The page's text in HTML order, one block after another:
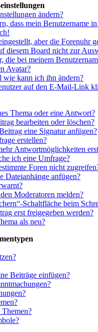
ändern?
dass mein Benutzername
aber die Forenuhr
diesem Board nicht zur
die bei meinem
Avatar?
wie kann ich ihn ändern?
auf den E-Mail-Link
Thema oder eine Antwort?
bearbeiten oder löschen?
eine Signatur anfügen?
erstellen?
Antwortmöglichkeiten
ich eine Umfrage?
Foren nicht
Dateianhänge anfügen?
Moderatoren melden?
Schaltfläche beim
erst freigegeben werden?
als neu?
Beiträge einfügen?
Themen?